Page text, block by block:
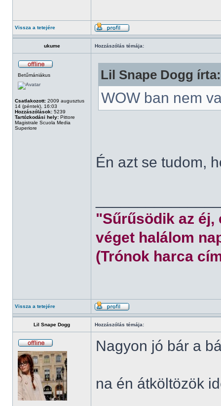
Vissza a tetejére
ukume Hozzászólás témája:
Betűmániákus
Csatlakozott: 2009 augusztus
14 (péntek), 16:03
Hozzászólások: 5239
Tartózkodási hely: Pittore
Magistrale Scuola Media
Superiore
Lil Snape Dogg írta:
WOW ban nem
Én azt se tudom,
"Sűrűsödik az éj,
véget halálom
(Trónok harca
Vissza a tetejére
Lil Snape Dogg Hozzászólás témája:
Nagyon jó bár a
na én átköltözök